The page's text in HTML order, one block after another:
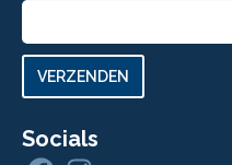
nieuwsbrief
VERZENDEN
Socials